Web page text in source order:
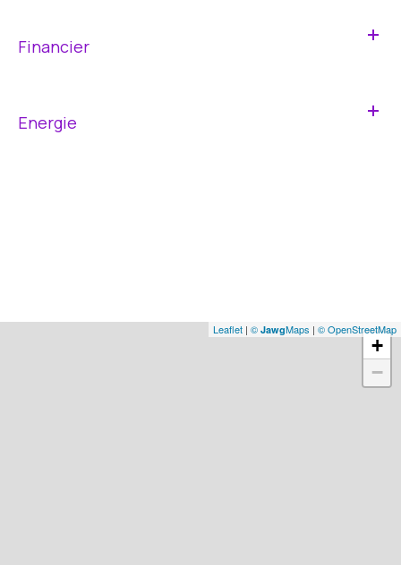
Financier
Energie
+
−
Leaflet | © JawgMaps | © OpenStreetMap